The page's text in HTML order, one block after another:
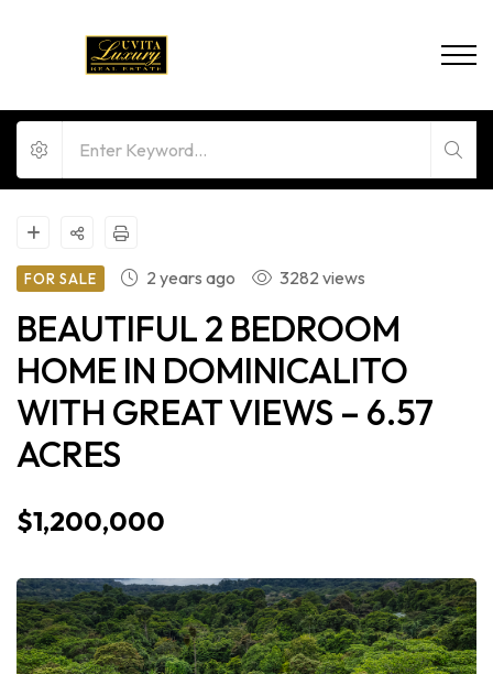
FOR SALE 2 years ago 3282 views
BEAUTIFUL 2 BEDROOM
HOME IN DOMINICALITO
WITH GREAT VIEWS – 6.57
ACRES
$1,200,000